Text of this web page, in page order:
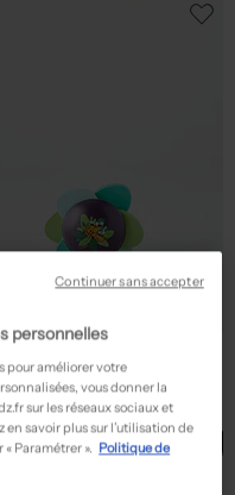
9,90€
ROTY
divers - Imprimé fantaisie violet
ACHAT EXPRESS
personnelles
pour améliorer votre
vous donner la
sur les réseaux sociaux et
en savoir plus sur l’utilisation de
Paramétrer ». Politique de
Continuer sans accepter